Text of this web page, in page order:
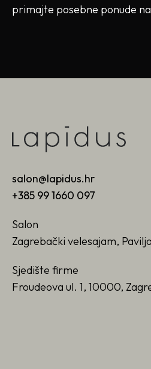
primajte posebne ponude
salon@lapidus.hr
+385 99 1660 097
Salon
Zagrebački velesajam,
Sjedište firme
Froudeova ul. 1, 10000,